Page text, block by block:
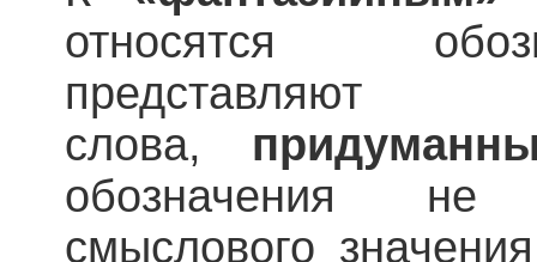
относятся
слова,
обозначения не
смыслового